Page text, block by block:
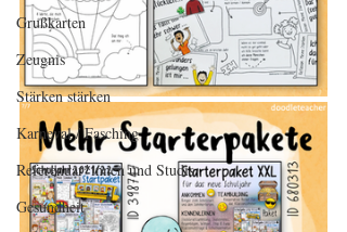
Grußkarten
Zeugnis
Stärken stärken
Karneval / Fasching
Referendar*innen und Studis
Gesundheit